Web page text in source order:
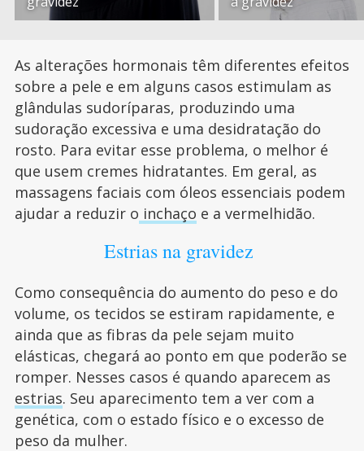
As alterações hormonais têm diferentes efeitos
sobre a pele e em alguns casos estimulam as
glândulas sudoríparas, produzindo uma
sudoração excessiva e uma desidratação do
rosto. Para evitar esse problema, o melhor é
que usem cremes hidratantes. Em geral, as
massagens faciais com óleos essenciais podem
ajudar a reduzir o inchaço e a vermelhidão.
Estrias na gravidez
Como consequência do aumento do peso e do
volume, os tecidos se estiram rapidamente, e
ainda que as fibras da pele sejam muito
elásticas, chegará ao ponto em que poderão se
romper. Nesses casos é quando aparecem as
estrias. Seu aparecimento tem a ver com a
genética, com o estado físico e o excesso de
peso da mulher.